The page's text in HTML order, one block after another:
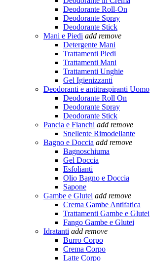
Deodorante Roll-On
Deodorante Spray
Deodorante Stick
Mani e Piedi add remove
Detergente Mani
Trattamenti Piedi
Trattamenti Mani
Trattamenti Unghie
Gel Igienizzanti
Deodoranti e antitraspiranti Uomo
Deodorante Roll On
Deodorante Spray
Deodorante Stick
Pancia e Fianchi add remove
Snellente Rimodellante
Bagno e Doccia add remove
Bagnoschiuma
Gel Doccia
Esfolianti
Olio Bagno e Doccia
Sapone
Gambe e Glutei add remove
Crema Gambe Antifatica
Trattamenti Gambe e Glutei
Fango Gambe e Glutei
Idratanti add remove
Burro Corpo
Crema Corpo
Latte Corpo